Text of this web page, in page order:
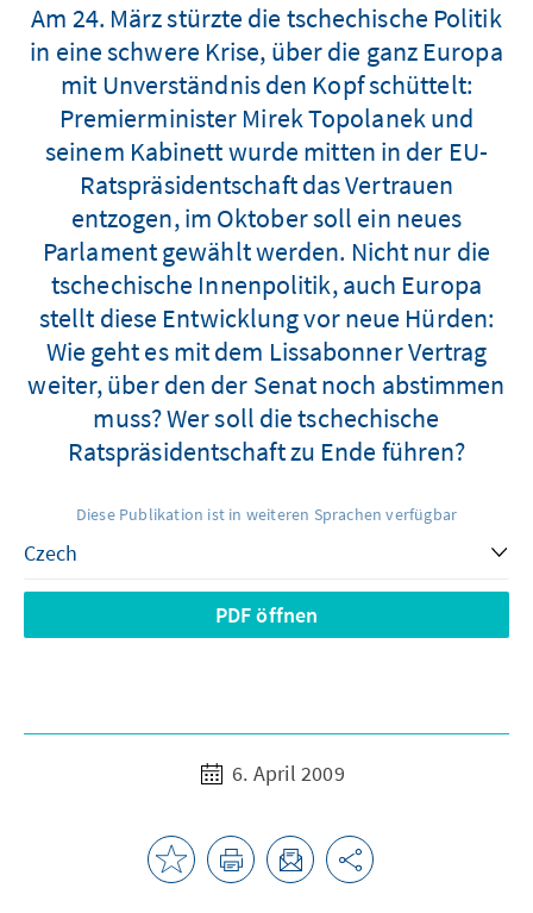
Am 24. März stürzte die tschechische Politik
in eine schwere Krise, über die ganz Europa
mit Unverständnis den Kopf schüttelt:
Premierminister Mirek Topolanek und
seinem Kabinett wurde mitten in der EU-
Ratspräsidentschaft das Vertrauen
entzogen, im Oktober soll ein neues
Parlament gewählt werden. Nicht nur die
tschechische Innenpolitik, auch Europa
stellt diese Entwicklung vor neue Hürden:
Wie geht es mit dem Lissabonner Vertrag
weiter, über den der Senat noch abstimmen
muss? Wer soll die tschechische
Ratspräsidentschaft zu Ende führen?
Diese Publikation ist in weiteren Sprachen verfügbar
PDF öffnen
6. April 2009